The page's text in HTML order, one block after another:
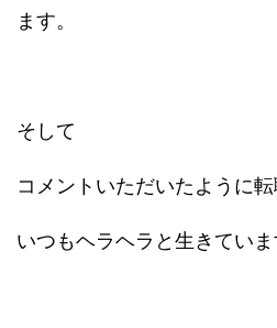
ます。
そして
コメントいただいたように
いつもヘラヘラと生きていま